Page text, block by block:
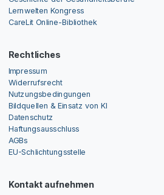
Lernwelten Kongress
CareLit Online-Bibliothek
Rechtliches
Impressum
Widerrufsrecht
Nutzungsbedingungen
Bildquellen & Einsatz von KI
Datenschutz
Haftungsausschluss
AGBs
EU-Schlichtungsstelle
Kontakt aufnehmen